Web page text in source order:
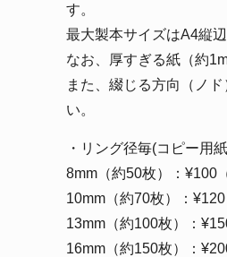
す。
最大製本サイズはA4縦
なお、厚すぎる紙（約
また、綴じる方向（ノ
い。
・リング径毎(コピー用
8mm（約50枚）：¥100
10mm（約70枚）：¥120
13mm（約100枚）：
16mm（約150枚）：